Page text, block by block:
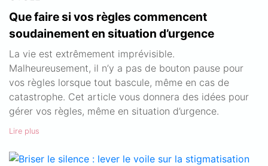
Que faire si vos règles commencent
soudainement en situation d’urgence
La vie est extrêmement imprévisible.
Malheureusement, il n’y a pas de bouton pause pour
vos règles lorsque tout bascule, même en cas de
catastrophe. Cet article vous donnera des idées pour
gérer vos règles, même en situation d’urgence.
Lire plus